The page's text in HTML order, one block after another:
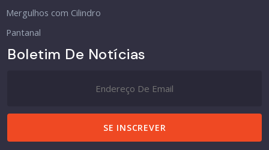
Mergulhos com Cilindro
Pantanal
Boletim De Notícias